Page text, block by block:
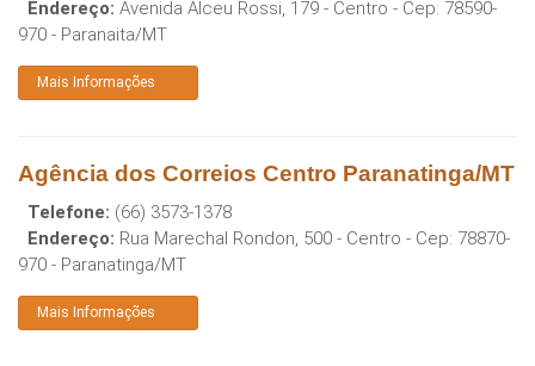
Endereço: Avenida Alceu Rossi, 179 - Centro - Cep: 78590-
970 - Paranaita/MT
Mais Informações
Agência dos Correios Centro Paranatinga/MT
Telefone: (66) 3573-1378
Endereço: Rua Marechal Rondon, 500 - Centro - Cep: 78870-
970 - Paranatinga/MT
Mais Informações